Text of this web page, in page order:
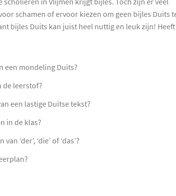
scholieren in Vlijmen krijgt bijles. Toch zijn er veel
schamen of ervoor kiezen om geen bijles Duits
bijles Duits kan juist heel nuttig en leuk zijn!
een mondeling Duits?
de leerstof?
een lastige Duitse tekst?
in de klas?
‘der’, ‘die’ of ‘das’?